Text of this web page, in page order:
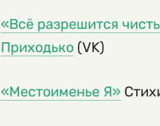
«Всё разрешится
Приходько (VK)
«Местоименье Я»